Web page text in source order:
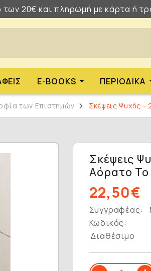
των 20€ και πληρωμή με κάρτα ή
E-BOOKS ΠΕΡΙΟΔΙΚΆ
των Επιστημών Σκέψεις Ψυχής -
Σκέψεις
Αόρατο Το
22,50€
Συγγραφέας:
Κωδικός:
Διαθέσιμο